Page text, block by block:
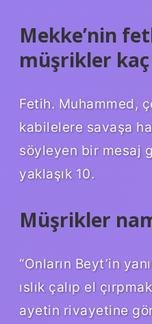
Mekke’nin
müşrikler
Fetih. Muhammed,
kabilelere savaşa
söyleyen bir mesaj
yaklaşık 10.
Müşrikler
“Onların Beyt’in
ıslık çalıp el
ayetin rivayetine